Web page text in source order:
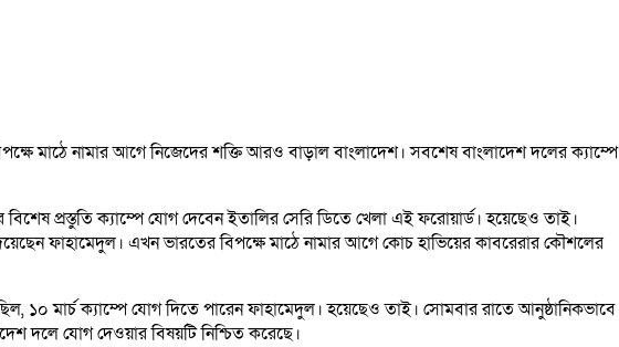
মাঠে নামার আগে নিজেদের শক্তি আরও বাড়াল বাংলাদেশ। সবশেষ বাংলাদেশ দলের ক্যাম্পে
প্রস্তুতি ক্যাম্পে যোগ দেবেন ইতালির সেরি ডিতে খেলা এই ফরোয়ার্ড। হয়েছেও তাই।
ফাহামেদুল। এখন ভারতের বিপক্ষে মাঠে নামার আগে কোচ হাভিয়ের কাবরেরার কৌশলের
১০ মার্চ ক্যাম্পে যোগ দিতে পারেন ফাহামেদুল। হয়েছেও তাই। সোমবার রাতে আনুষ্ঠানিকভাবে
দলে যোগ দেওয়ার বিষয়টি নিশ্চিত করেছে।